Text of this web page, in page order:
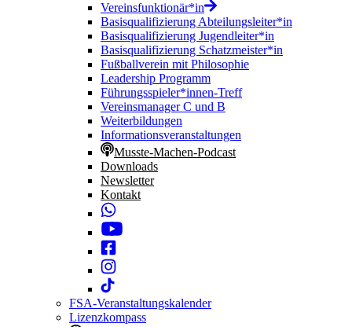
Vereinsfunktionär*in
Basisqualifizierung Abteilungsleiter*in
Basisqualifizierung Jugendleiter*in
Basisqualifizierung Schatzmeister*in
Fußballverein mit Philosophie
Leadership Programm
Führungsspieler*innen-Treff
Vereinsmanager C und B
Weiterbildungen
Informationsveranstaltungen
Musste-Machen-Podcast
Downloads
Newsletter
Kontakt
FSA-Veranstaltungskalender
Lizenzkompass